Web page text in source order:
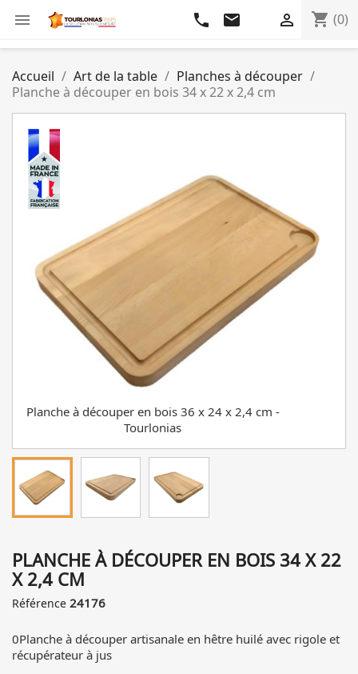
 shopping_cart (0)

phone email
Accueil Art de la table
Planches à découper
Planche à découper en bois 34 x 22 x 2,4 cm
Planche à découper en bois 36 x 24 x 2,4 cm -
Tourlonias
PLANCHE À DÉCOUPER EN BOIS 34 X 22
X 2,4 CM
Référence 24176
0Planche à découper artisanale en hêtre huilé avec rigole et
récupérateur à jus